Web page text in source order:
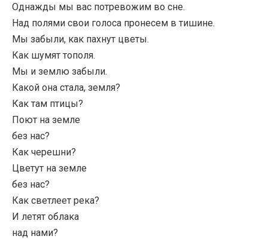
Однажды мы вас потревожим во сне.
Над полями свои голоса пронесем в тишине.
Мы забыли, как пахнут цветы.
Как шумят тополя.
Мы и землю забыли.
Какой она стала, земля?
Как там птицы?
Поют на земле
без нас?
Как черешни?
Цветут на земле
без нас?
Как светлеет река?
И летят облака
над нами?